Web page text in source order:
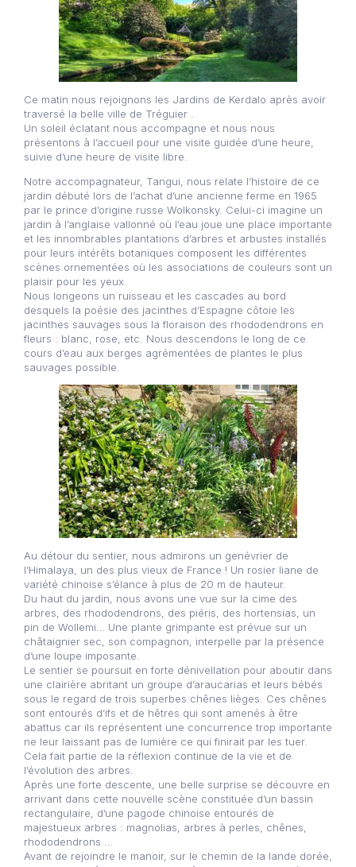
Ce matin nous rejoignons les Jardins de Kerdalo après avoir
traversé la belle ville de Tréguier .
Un soleil éclatant nous accompagne et nous nous
présentons à l’accueil pour une visite guidée d’une heure,
suivie d’une heure de visite libre.
Notre accompagnateur, Tangui, nous relate l’histoire de ce
jardin débuté lors de l’achat d’une ancienne ferme en 1965
par le prince d’origine russe Wolkonsky. Celui-ci imagine un
jardin à l’anglaise vallonné où l’eau joue une place importante
et les innombrables plantations d’arbres et arbustes installés
pour leurs intérêts botaniques composent les différentes
scènes ornementées où les associations de couleurs sont un
plaisir pour les yeux.
Nous longeons un ruisseau et les cascades au bord
desquels la poésie des jacinthes d’Espagne côtoie les
jacinthes sauvages sous la floraison des rhododendrons en
fleurs : blanc, rose, etc. Nous descendons le long de ce
cours d’eau aux berges agrémentées de plantes le plus
sauvages possible.
Au détour du sentier, nous admirons un genévrier de
l’Himalaya, un des plus vieux de France ! Un rosier liane de
variété chinoise s’élance à plus de 20 m de hauteur.
Du haut du jardin, nous avons une vue sur la cime des
arbres, des rhododendrons, des piéris, des hortensias, un
pin de Wollemi… Une plante grimpante est prévue sur un
châtaignier sec, son compagnon, interpelle par la présence
d’une loupe imposante.
Le sentier se poursuit en forte dénivellation pour aboutir dans
une clairière abritant un groupe d’araucarias et leurs bébés
sous le regard de trois superbes chênes lièges. Ces chênes
sont entourés d’ifs et de hêtres qui sont amenés à être
abattus car ils représentent une concurrence trop importante
ne leur laissant pas de lumière ce qui finirait par les tuer.
Cela fait partie de la réflexion continue de la vie et de
l’évolution des arbres.
Après une forte descente, une belle surprise se découvre en
arrivant dans cette nouvelle scène constituée d’un bassin
rectangulaire, d’une pagode chinoise entourés de
majestueux arbres : magnolias, arbres à perles, chênes,
rhododendrons …
Avant de rejoindre le manoir, sur le chemin de la lande dorée,